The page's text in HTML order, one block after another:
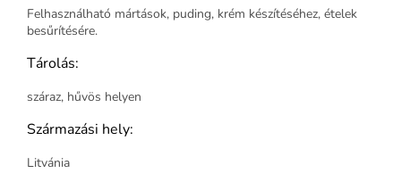
Felhasználható mártások, puding, krém készítéséhez, ételek
besűrítésére.
Tárolás:
száraz, hűvös helyen
Származási hely:
Litvánia